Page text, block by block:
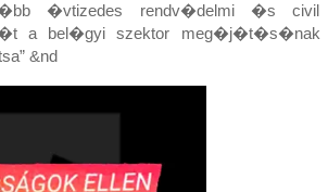
�vtizedes rendv�delmi �s civil
a bel�gyi szektor meg�j�t�s�nak
&nd